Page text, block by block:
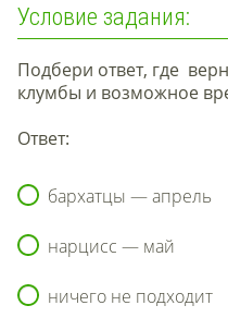
Условие задания:
Подбери ответ, где
клумбы и возможное
Ответ:
бархатцы — апрель
нарцисс — май
ничего не подходит